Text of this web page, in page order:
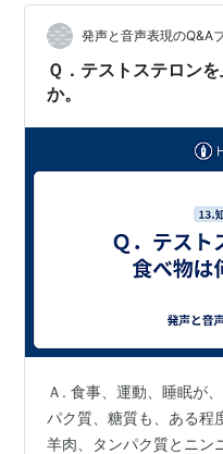
発声と音声表現のQ&A
Ｑ．テストステロン
か。
Ａ. 食事、運動、睡眠が
パク質、糖質も、ある程
羊肉、タンパク質とニン